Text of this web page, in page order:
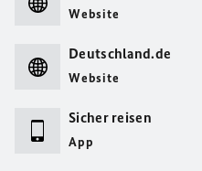
Website
Deutschland.de
Website
Sicher reisen
App